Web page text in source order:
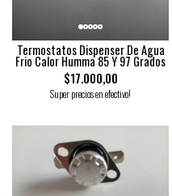
Termostatos Dispenser De Agua
Frio Calor Humma 85 Y 97 Grados
$17.000,00
Super precios en efectivo!